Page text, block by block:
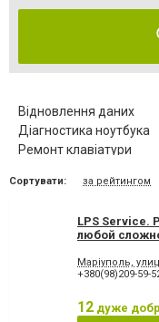
Відновлення даних
Діагностика ноутбука
Ремонт клавіатури
Ремонт мишки
Чищення ноутбука
Сортувати: за рейтингом
LPS Service.
любой
Маріуполь,
+380(98)209-59-
12 дуже